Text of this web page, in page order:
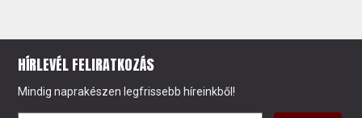
HÍRLEVÉL FELIRATKOZÁS
Mindig naprakészen legfrissebb híreinkből!